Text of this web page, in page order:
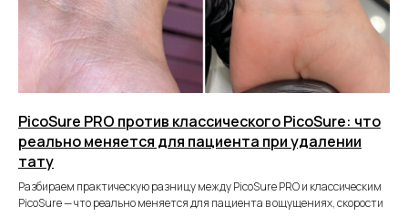
PicoSure PRO против классического PicoSure: что
реально меняется для пациента при удалении
тату
Разбираем практическую разницу между PicoSure PRO и классическим
PicoSure — что реально меняется для пациента в ощущениях, скорости